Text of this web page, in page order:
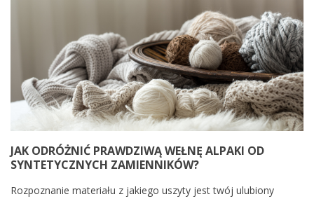
JAK ODRÓŻNIĆ PRAWDZIWĄ WEŁNĘ ALPAKI OD
SYNTETYCZNYCH ZAMIENNIKÓW?
Rozpoznanie materiału z jakiego uszyty jest twój ulubiony